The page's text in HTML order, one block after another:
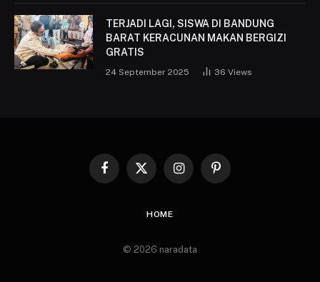
TERJADI LAGI, SISWA DI BANDUNG
BARAT KERACUNAN MAKAN BERGIZI
GRATIS
24 September 2025 36 Views
Facebook
X
InstagramPinterest
HOME
© 2026 naradata